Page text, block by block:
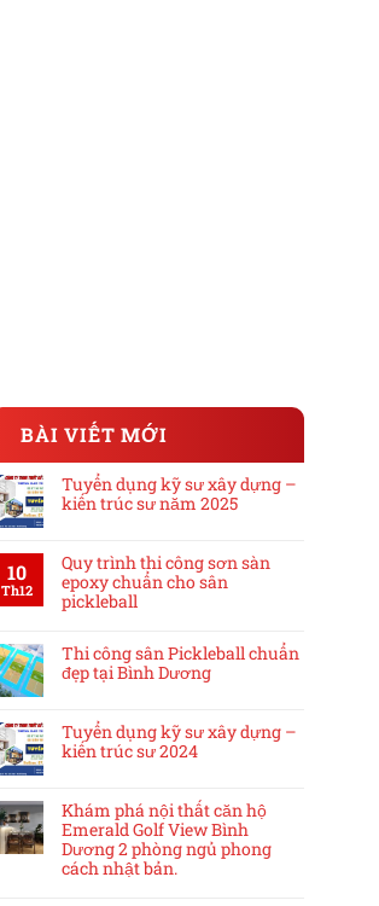
BÀI VIẾT MỚI
Tuyển dụng kỹ sư xây dựng –
kiến trúc sư năm 2025
10
Th12
Quy trình thi công sơn sàn
epoxy chuẩn cho sân
pickleball
Thi công sân Pickleball chuẩn
đẹp tại Bình Dương
Tuyển dụng kỹ sư xây dựng –
kiến trúc sư 2024
Khám phá nội thất căn hộ
Emerald Golf View Bình
Dương 2 phòng ngủ phong
cách nhật bản.